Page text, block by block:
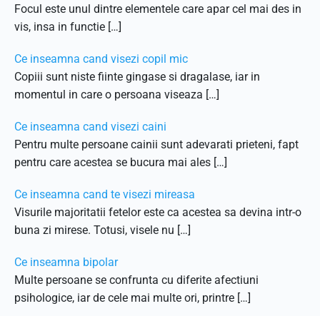
Focul este unul dintre elementele care apar cel mai des in
vis, insa in functie […]
Ce inseamna cand visezi copil mic
Copiii sunt niste fiinte gingase si dragalase, iar in
momentul in care o persoana viseaza […]
Ce inseamna cand visezi caini
Pentru multe persoane cainii sunt adevarati prieteni, fapt
pentru care acestea se bucura mai ales […]
Ce inseamna cand te visezi mireasa
Visurile majoritatii fetelor este ca acestea sa devina intr-o
buna zi mirese. Totusi, visele nu […]
Ce inseamna bipolar
Multe persoane se confrunta cu diferite afectiuni
psihologice, iar de cele mai multe ori, printre […]